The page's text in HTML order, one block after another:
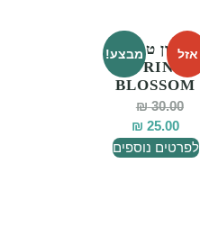
מבצע! אזלסבון טבעי
SPRING
BLOSSOM
₪30.00
₪ 25.00
לפרטים נוספים